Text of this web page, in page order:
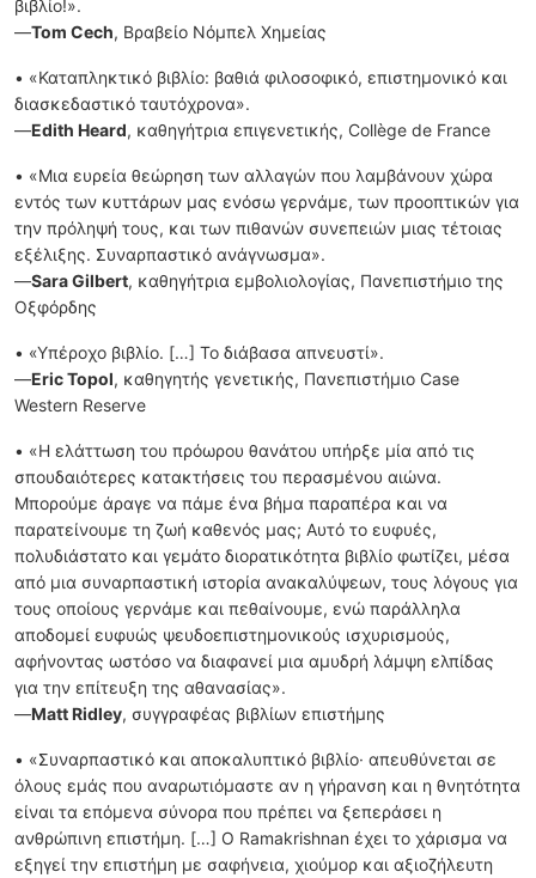
βιβλίο!».
—Tom Cech, Βραβείο Νόμπελ Χημείας
• «Καταπληκτικό βιβλίο: βαθιά φιλοσοφικό, επιστημονικό και
διασκεδαστικό ταυτόχρονα».
—Edith Heard, καθηγήτρια επιγενετικής, Collège de France
• «Μια ευρεία θεώρηση των αλλαγών που λαμβάνουν χώρα
εντός των κυττάρων μας ενόσω γερνάμε, των προοπτικών για
την πρόληψή τους, και των πιθανών συνεπειών μιας τέτοιας
εξέλιξης. Συναρπαστικό ανάγνωσμα».
—Sara Gilbert, καθηγήτρια εμβολιολογίας, Πανεπιστήμιο της
Οξφόρδης
• «Υπέροχο βιβλίο. […] Το διάβασα απνευστί».
—Eric Topol, καθηγητής γενετικής, Πανεπιστήμιο Case
Western Reserve
• «Η ελάττωση του πρόωρου θανάτου υπήρξε μία από τις
σπουδαιότερες κατακτήσεις του περασμένου αιώνα.
Μπορούμε άραγε να πάμε ένα βήμα παραπέρα και να
παρατείνουμε τη ζωή καθενός μας; Αυτό το ευφυές,
πολυδιάστατο και γεμάτο διορατικότητα βιβλίο φωτίζει, μέσα
από μια συναρπαστική ιστορία ανακαλύψεων, τους λόγους για
τους οποίους γερνάμε και πεθαίνουμε, ενώ παράλληλα
αποδομεί ευφυώς ψευδοεπιστημονικούς ισχυρισμούς,
αφήνοντας ωστόσο να διαφανεί μια αμυδρή λάμψη ελπίδας
για την επίτευξη της αθανασίας».
—Matt Ridley, συγγραφέας βιβλίων επιστήμης
• «Συναρπαστικό και αποκαλυπτικό βιβλίο· απευθύνεται σε
όλους εμάς που αναρωτιόμαστε αν η γήρανση και η θνητότητα
είναι τα επόμενα σύνορα που πρέπει να ξεπεράσει η
ανθρώπινη επιστήμη. […] Ο Ramakrishnan έχει το χάρισμα να
εξηγεί την επιστήμη με σαφήνεια, χιούμορ και αξιοζήλευτη